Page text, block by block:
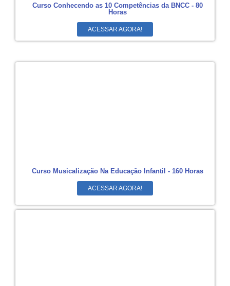
Curso Conhecendo as 10 Competências da BNCC - 80
Horas
ACESSAR AGORA!
Curso Musicalização Na Educação Infantil - 160 Horas
ACESSAR AGORA!